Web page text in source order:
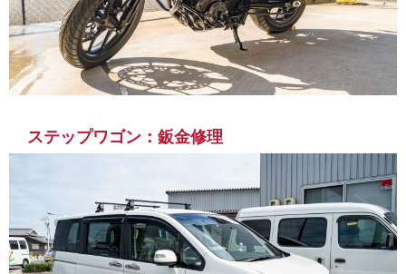
ステップワゴン：鈑金修理